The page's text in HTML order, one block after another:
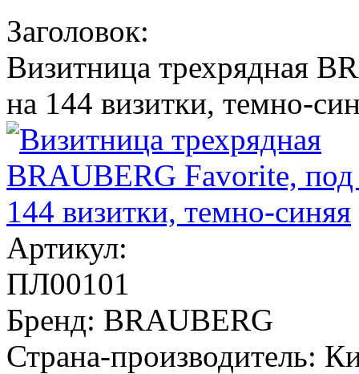
Заголовок:
Визитница трехрядная
на 144 визитки, темно-
Артикул:
ПЛ00101
Бренд: BRAUBERG
Страна-производитель: